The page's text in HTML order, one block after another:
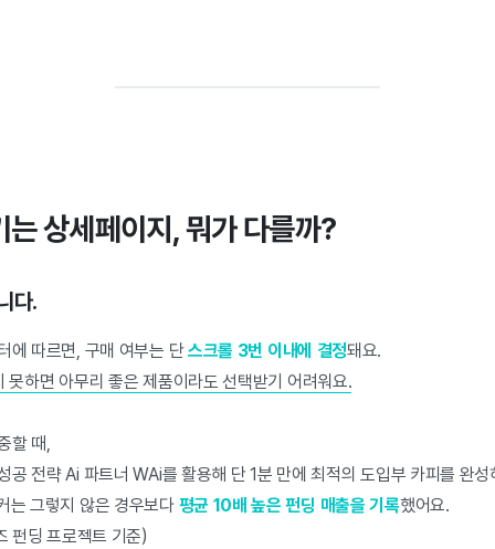
는 상세페이지, 뭐가 다를까?
다.
에 따르면, 구매 여부는 단스크롤 3번 이내에 결정돼요.
못하면 아무리 좋은 제품이라도 선택받기 어려워요.
할 때,
공 전략 Ai 파트너 WAi를 활용해 단 1분 만에 최적의 도입부 카피를 완성
는 그렇지 않은 경우보다 평균 10배 높은 펀딩 매출을 기록했어요.
펀딩 프로젝트 기준)